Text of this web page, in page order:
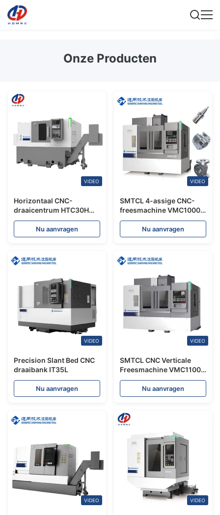
Onze Producten
VIDEO
Horizontaal CNC-
draaicentrum HTC30Hm
BMT45 12-station Power
Turret Servo Tailstock
Draaicentrum Met Y-as
Nu aanvragen
VIDEO
SMTCL 4-assige CNC-
freesmachine VMC1000Q
Hoogprecisie
Aluminiumlegering
Verticale
Nu aanvragen
VIDEO
Precision Slant Bed CNC
draaibank IT35L
Nu aanvragen
VIDEO
SMTCL CNC Verticale
Freesmachine VMC1100Q
4-assig CNC Verticaal
Bewerkingscentrum Met
Draaibord
Nu aanvragen
VIDEO VIDEO